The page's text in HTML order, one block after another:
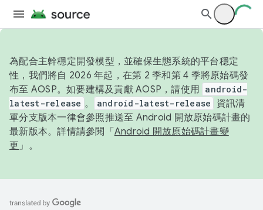
為配合主幹穩定開發模型，並確保生態系統的平台穩定
性，我們將自 2026 年起，在第 2 季和第 4 季將原始碼發
布至 AOSP。如要建構及貢獻 AOSP，請使用 android-
latest-release 。 android-latest-release
資訊清
單分支版本一律會參照推送至 Android 開放原始碼計畫的
最新版本。詳情請參閱「 Android 開放原始碼計畫變
更 」。